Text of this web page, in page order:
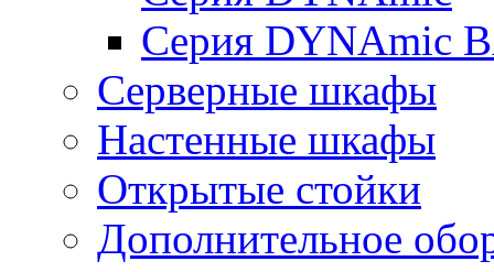
Серия DYNAmic
Серверные шкафы
Настенные шкафы
Открытые стойки
Дополнительное